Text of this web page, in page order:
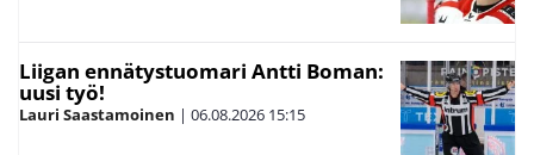
Liigan ennätystuomari Antti Boman:
uusi työ!
Lauri Saastamoinen | 06.08.2026 15:15